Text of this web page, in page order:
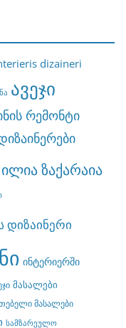
dizaineri
ავეჯი
რემონტი
ილია ზაქარაია
დიზაინერი
ინტერიერში
მასალები
მასალები
სამზარეულო